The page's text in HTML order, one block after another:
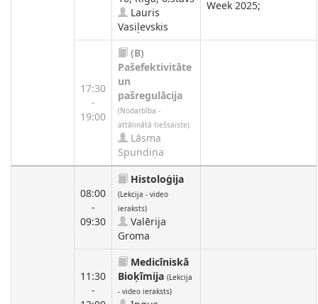
Lauris
Vasiļevskis
Week 2025;
17:30
-
19:00
(B)
Pašefektivitāte
un
pašregulācija
(Nodarbība -
attālinātā tiešsaiste)
Lāsma
Spundiņa
08:00
-
09:30
Histoloģija
(Lekcija - video
ieraksts)
Valērija
Groma
11:30
-
Medicīniskā
Bioķīmija (Lekcija
- video ieraksts)